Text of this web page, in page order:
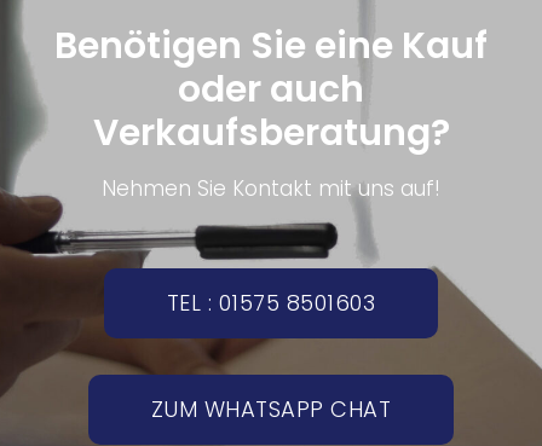
Benötigen Sie eine Kauf
oder auch
Verkaufsberatung?
Nehmen Sie Kontakt mit uns auf!
TEL : 01575 8501603
ZUM WHATSAPP CHAT